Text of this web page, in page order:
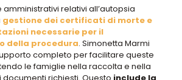
amministrativi relativi all’autopsia
gestione dei certificati di morte e
necessarie per il
della procedura. Simonetta Marmi
completo per facilitare queste
le famiglie nella raccolta e nella